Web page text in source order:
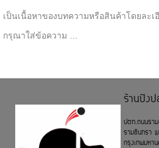
เป็นเนื้อหาของบทความหรือสินค้าโดยละเ
กรุณาใส่ข้อความ …
ร้านปิงป
ปตท.ถนนรา
รามอินทรา
กรุงเทพมห